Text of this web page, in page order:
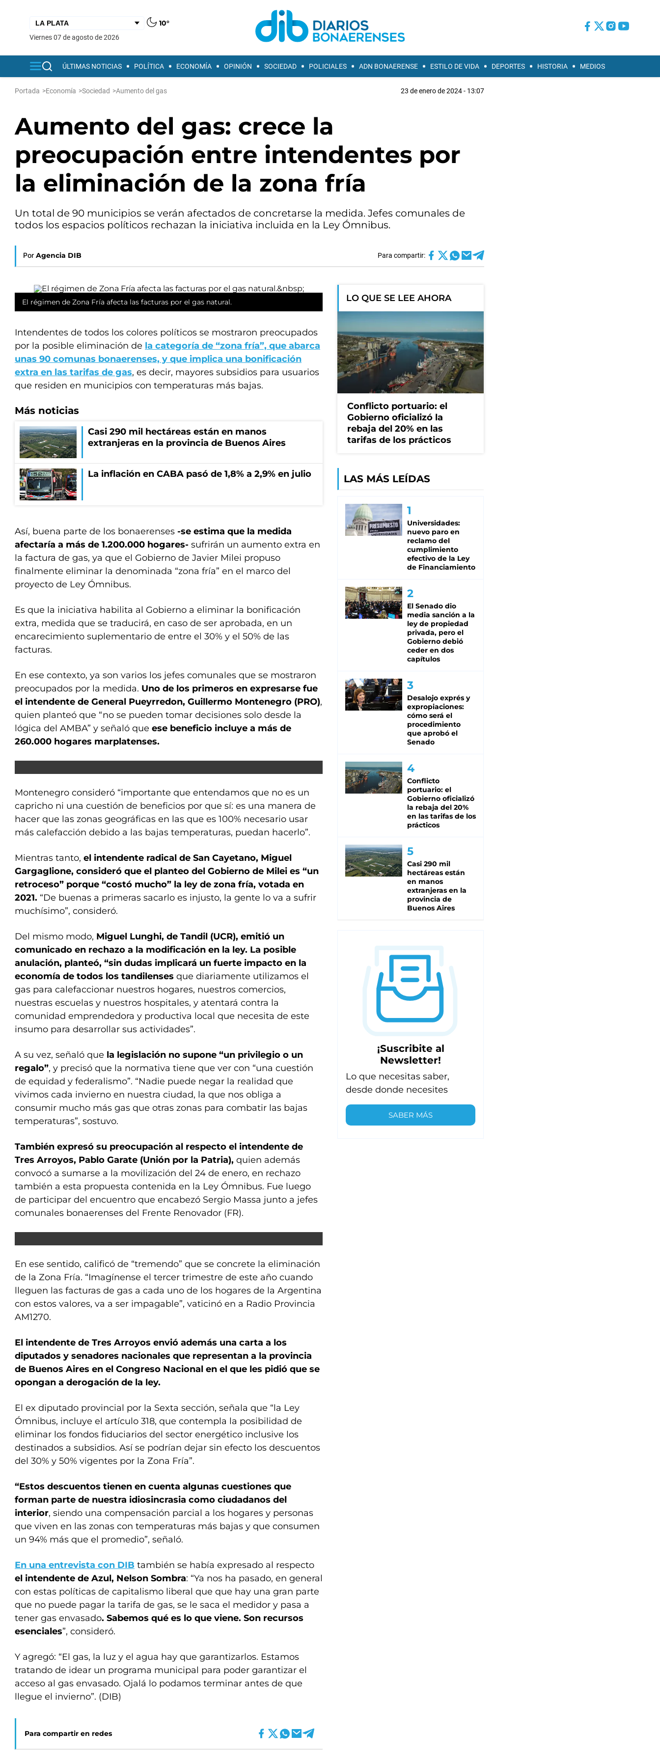
10°
viernes 07 de agosto de 2026
ÚLTIMAS NOTICIAS POLÍTICA ECONOMÍA OPINIÓN SOCIEDAD POLICIALES ADN BONAERENSE ESTILO DE VIDA DEPORTES HISTORIA MEDIOS
Portada >Economía >Sociedad >Aumento del gas 23 de enero de 2024 - 13:07
Aumento del gas: crece la
preocupación entre intendentes por
la eliminación de la zona fría
Un total de 90 municipios se verán afectados de concretarse la medida. Jefes comunales de
todos los espacios políticos rechazan la iniciativa incluida en la Ley Ómnibus.
Por Agencia DIB Para compartir:
El régimen de Zona Fría afecta las facturas por el gas natural.
Intendentes de todos los colores políticos se mostraron preocupados
por la posible eliminación de la categoría de “zona fría”, que abarca
unas 90 comunas bonaerenses, y que implica una bonificación
extra en las tarifas de gas, es decir, mayores subsidios para usuarios
que residen en municipios con temperaturas más bajas.
Más noticias
Casi 290 mil hectáreas están en manos
extranjeras en la provincia de Buenos Aires
La inflación en CABA pasó de 1,8% a 2,9% en julio
Así, buena parte de los bonaerenses -se estima que la medida
afectaría a más de 1.200.000 hogares- sufrirán un aumento extra en
la factura de gas, ya que el Gobierno de Javier Milei propuso
finalmente eliminar la denominada “zona fría” en el marco del
proyecto de Ley Ómnibus.
Es que la iniciativa habilita al Gobierno a eliminar la bonificación
extra, medida que se traducirá, en caso de ser aprobada, en un
encarecimiento suplementario de entre el 30% y el 50% de las
facturas.
En ese contexto, ya son varios los jefes comunales que se mostraron
preocupados por la medida. Uno de los primeros en expresarse fue
el intendente de General Pueyrredon, Guillermo Montenegro (PRO),
quien planteó que “no se pueden tomar decisiones solo desde la
lógica del AMBA” y señaló que ese beneficio incluye a más de
260.000 hogares marplatenses.
Montenegro consideró “importante que entendamos que no es un
capricho ni una cuestión de beneficios por que sí: es una manera de
hacer que las zonas geográficas en las que es 100% necesario usar
más calefacción debido a las bajas temperaturas, puedan hacerlo”.
Mientras tanto, el intendente radical de San Cayetano, Miguel
Gargaglione, consideró que el planteo del Gobierno de Milei es “un
retroceso” porque “costó mucho” la ley de zona fría, votada en
2021. “De buenas a primeras sacarlo es injusto, la gente lo va a sufrir
muchísimo”, consideró.
Del mismo modo, Miguel Lunghi, de Tandil (UCR), emitió un
comunicado en rechazo a la modificación en la ley. La posible
anulación, planteó, “sin dudas implicará un fuerte impacto en la
economía de todos los tandilenses que diariamente utilizamos el
gas para calefaccionar nuestros hogares, nuestros comercios,
nuestras escuelas y nuestros hospitales, y atentará contra la
comunidad emprendedora y productiva local que necesita de este
insumo para desarrollar sus actividades”.
A su vez, señaló que la legislación no supone “un privilegio o un
regalo”, y precisó que la normativa tiene que ver con “una cuestión
de equidad y federalismo”. “Nadie puede negar la realidad que
vivimos cada invierno en nuestra ciudad, la que nos obliga a
consumir mucho más gas que otras zonas para combatir las bajas
temperaturas”, sostuvo.
También expresó su preocupación al respecto el intendente de
Tres Arroyos, Pablo Garate (Unión por la Patria), quien además
convocó a sumarse a la movilización del 24 de enero, en rechazo
también a esta propuesta contenida en la Ley Ómnibus. Fue luego
de participar del encuentro que encabezó Sergio Massa junto a jefes
comunales bonaerenses del Frente Renovador (FR).
En ese sentido, calificó de “tremendo” que se concrete la eliminación
de la Zona Fría. “Imagínense el tercer trimestre de este año cuando
lleguen las facturas de gas a cada uno de los hogares de la Argentina
con estos valores, va a ser impagable”, vaticinó en a Radio Provincia
AM1270.
El intendente de Tres Arroyos envió además una carta a los
diputados y senadores nacionales que representan a la provincia
de Buenos Aires en el Congreso Nacional en el que les pidió que se
opongan a derogación de la ley.
El ex diputado provincial por la Sexta sección, señala que “la Ley
Ómnibus, incluye el artículo 318, que contempla la posibilidad de
eliminar los fondos fiduciarios del sector energético inclusive los
destinados a subsidios. Así se podrían dejar sin efecto los descuentos
del 30% y 50% vigentes por la Zona Fría”.
“Estos descuentos tienen en cuenta algunas cuestiones que
forman parte de nuestra idiosincrasia como ciudadanos del
interior, siendo una compensación parcial a los hogares y personas
que viven en las zonas con temperaturas más bajas y que consumen
un 94% más que el promedio”, señaló.
En una entrevista con DIB también se había expresado al respecto
el intendente de Azul, Nelson Sombra: “Ya nos ha pasado, en general
con estas políticas de capitalismo liberal que que hay una gran parte
que no puede pagar la tarifa de gas, se le saca el medidor y pasa a
tener gas envasado. Sabemos qué es lo que viene. Son recursos
esenciales”, consideró.
Y agregó: “El gas, la luz y el agua hay que garantizarlos. Estamos
tratando de idear un programa municipal para poder garantizar el
acceso al gas envasado. Ojalá lo podamos terminar antes de que
llegue el invierno”. (DIB)
Para compartir en redes
LO QUE SE LEE AHORA
Conflicto portuario: el
Gobierno oficializó la
rebaja del 20% en las
tarifas de los prácticos
LAS MÁS LEÍDAS
Universidades:
nuevo paro en
reclamo del
cumplimiento
efectivo de la Ley
de Financiamiento
El Senado dio
media sanción a la
ley de propiedad
privada, pero el
Gobierno debió
ceder en dos
capítulos
Desalojo exprés y
expropiaciones:
cómo será el
procedimiento
que aprobó el
Senado
Conflicto
portuario: el
Gobierno oficializó
la rebaja del 20%
en las tarifas de los
prácticos
Casi 290 mil
hectáreas están
en manos
extranjeras en la
provincia de
Buenos Aires
¡Suscribite al
Newsletter!
Lo que necesitas saber,
desde donde necesites
SABER MÁS